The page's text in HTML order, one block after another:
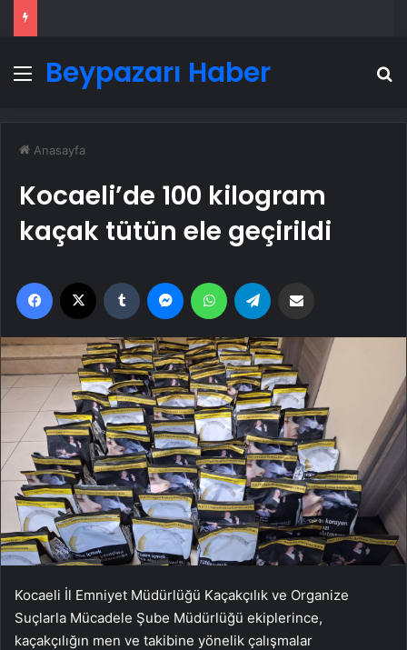
Menü
Beypazarı Haber
Anasayfa
Kocaeli’de 100 kilogram
kaçak tütün ele geçirildi
Facebook Tumblr MessengerWhatsApp
Kocaeli İl Emniyet Müdürlüğü Kaçakçılık ve Organize
Suçlarla Mücadele Şube Müdürlüğü ekiplerince,
kaçakçılığın men ve takibine yönelik çalışmalar